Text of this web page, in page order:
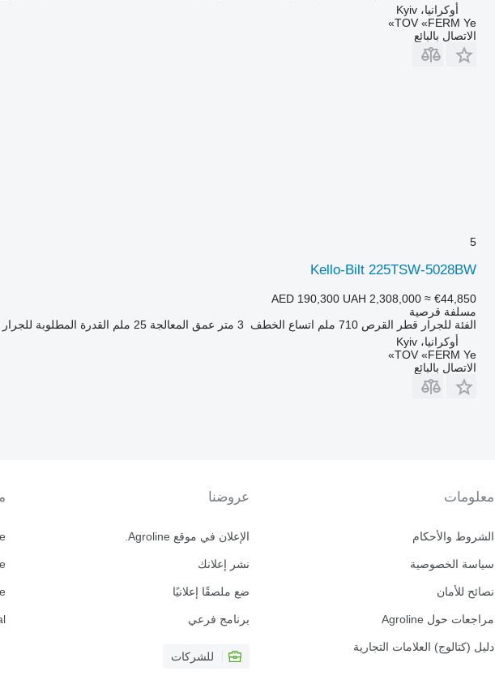
أوكرانيا، Kyiv
TOV «FERM Ye»
الاتصال بالبائع
5
Kello-Bilt 225TSW-5028BW
AED 190,300 UAH 2,308,000 ≈ €44,850
مسلفة قرصية
الفئة للجرار قطر القرص 710 ملم اتساع الخطف 3 متر عمق المعالجة 25 ملم القدرة المطلوبة للجرار
أوكرانيا، Kyiv
TOV «FERM Ye»
الاتصال بالبائع
معلومات
الشروط والأحكام
سياسة الخصوصية
نصائح للأمان
مراجعات حول Agroline
دليل (كتالوج) العلامات التجارية
عروضنا
الإعلان في موقع Agroline.
نشر إعلانك
ضع ملصقًا إعلانيًا
برنامج فرعي
للشركات